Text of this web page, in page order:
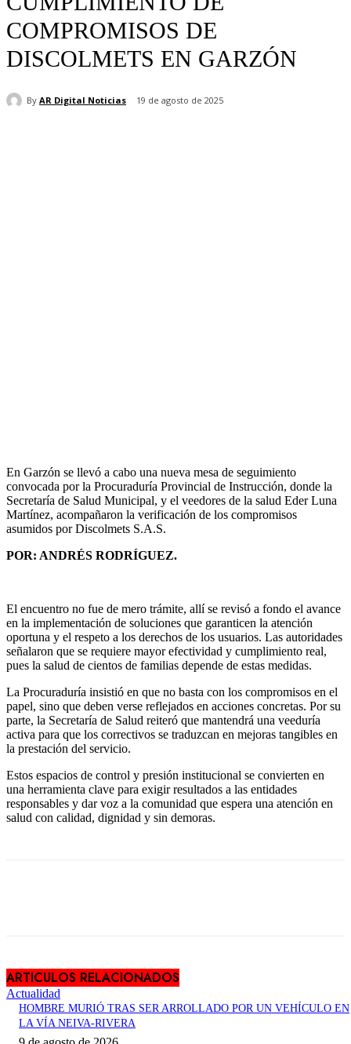
COMPROMISOS DE
DISCOLMETS EN GARZÓN
By AR Digital Noticias 19 de agosto de 2025
En Garzón se llevó a cabo una nueva mesa de seguimiento
convocada por la Procuraduría Provincial de Instrucción, donde la
Secretaría de Salud Municipal, y el veedores de la salud Eder Luna
Martínez, acompañaron la verificación de los compromisos
asumidos por Discolmets S.A.S.
POR: ANDRÉS RODRÍGUEZ.
El encuentro no fue de mero trámite, allí se revisó a fondo el avance
en la implementación de soluciones que garanticen la atención
oportuna y el respeto a los derechos de los usuarios. Las autoridades
señalaron que se requiere mayor efectividad y cumplimiento real,
pues la salud de cientos de familias depende de estas medidas.
La Procuraduría insistió en que no basta con los compromisos en el
papel, sino que deben verse reflejados en acciones concretas. Por su
parte, la Secretaría de Salud reiteró que mantendrá una veeduría
activa para que los correctivos se traduzcan en mejoras tangibles en
la prestación del servicio.
Estos espacios de control y presión institucional se convierten en
una herramienta clave para exigir resultados a las entidades
responsables y dar voz a la comunidad que espera una atención en
salud con calidad, dignidad y sin demoras.
ARTICULOS RELACIONADOS
Actualidad
HOMBRE MURIÓ TRAS SER ARROLLADO POR UN VEHÍCULO EN
LA VÍA NEIVA-RIVERA